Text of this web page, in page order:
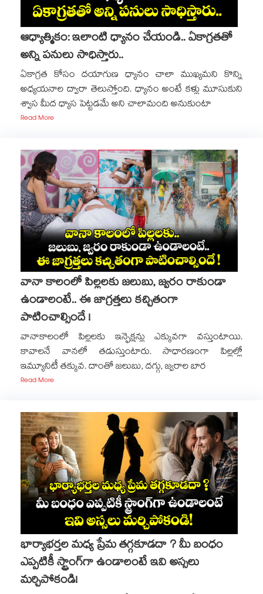
ఆధ్యాత్మికం: ఇలాంటి ధ్యానం చేయండి.. ఏకాగ్రతతో
అన్ని పనులు సాధిస్తారు..
ఏకాగ్రత కోసం దయాగుణ ధ్యానం చాలా ముఖ్యమని కొన్ని
అధ్యయనాల ద్వారా తెలుస్తోంది. ధ్యానం అంటే కళ్లు మూసుకుని
శ్వాస మీద ధ్యాస పెట్టడమే అని చాలామంది అనుకుంటా
Read More
వానా కాలంలో పిల్లలకు జలుబు, జ్వరం రాకుండా
ఉండాలంటే.. ఈ జాగ్రత్తలు కచ్చితంగా
పాటించాల్సిందే !
వానాకాలంలో పిల్లలకు ఇన్ఫెక్షన్లు ఎక్కువగా వస్తుంటాయి.
కావాలనే వానలో తడుస్తుంటారు. సాధారణంగా పిల్లల్లో
ఇమ్యూనిటీ తక్కువ. దాంతో జలుబు, దగ్గు, జ్వరాల బార
Read More
భార్యాభర్తల మధ్య ప్రేమ తగ్గకూడదా ? మీ బంధం
ఎప్పటికీ స్ట్రాంగ్‌గా ఉండాలంటే ఇవి అస్సలు
మర్చిపోకండి!